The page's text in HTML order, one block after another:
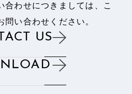
合わせにつきましては、
こ
問い合わせください。
US